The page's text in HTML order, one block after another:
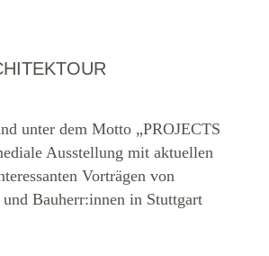
unter dem Motto „PROJECTS
Ausstellung mit aktuellen
Vorträgen von
Bauherr:innen in Stuttgart